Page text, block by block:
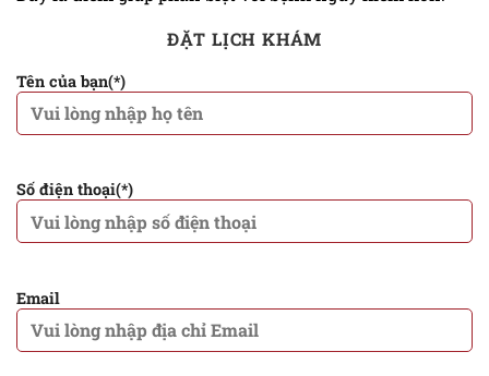
ĐẶT LỊCH KHÁM
Tên của bạn(*)
Số điện thoại(*)
Email